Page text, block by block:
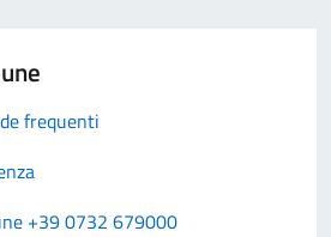
frequenti
+39 0732 679000